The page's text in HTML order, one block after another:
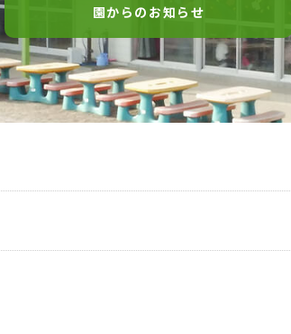
園からのお知らせ